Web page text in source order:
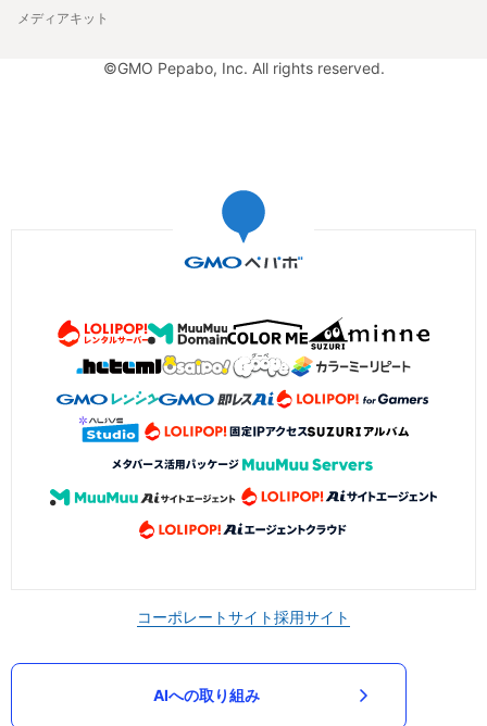
メディアキット
©GMO Pepabo, Inc. All rights reserved.
コーポレートサイト採用サイト
AIへの取り組み